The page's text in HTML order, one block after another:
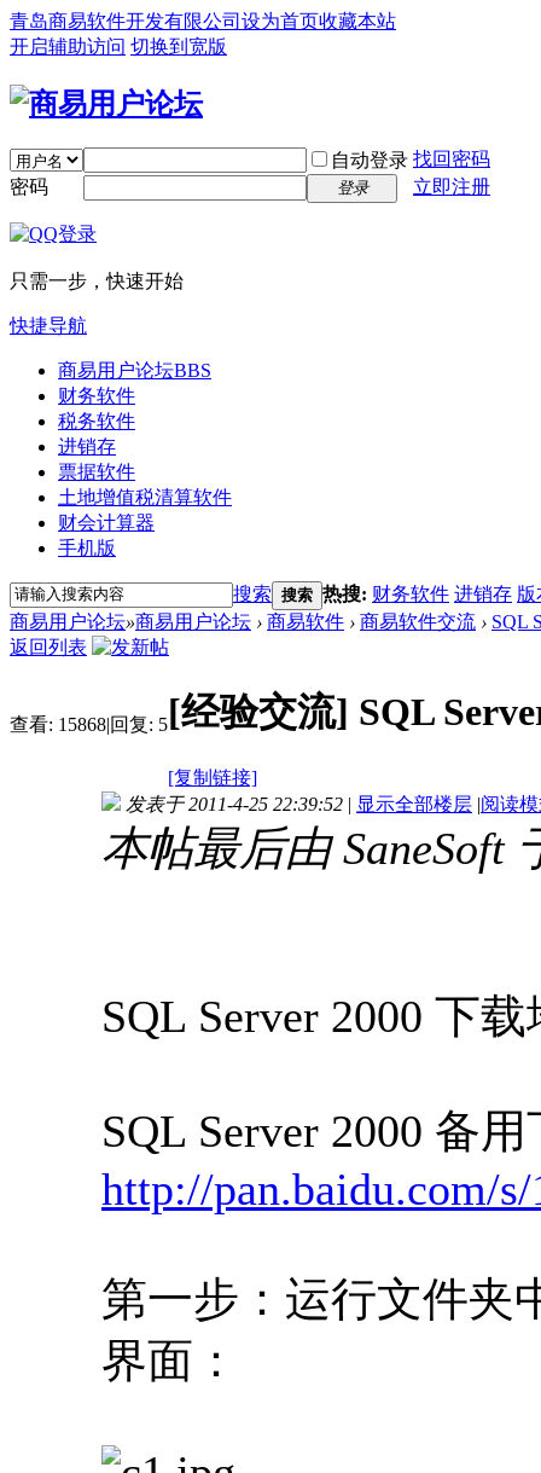
青岛商易软件开发有限公司 设为首页收藏本站
开启辅助访问 切换到宽版
自动登录 找回密码
密码
登录 立即注册
只需一步，快速开始
快捷导航
商易用户论坛BBS
财务软件
税务软件
进销存
票据软件
土地增值税清算软件
财会计算器
手机版
搜索 搜索 热搜: 财务软件 进销存 版
商易用户论坛»商易用户论坛 › 商易软件 › 商易软件交流 › SQL
返回列表
查看: 15868|回复: 5[经验交流] SQL
[复制链接]
发表于 2011-4-25 22:39:52 | 显示全部楼层 |阅读
本帖最后由 SaneSoft
SQL Server 2000 下
SQL Server 2000 备
http://pan.baidu.com/
第一步：运行文件夹
界面：